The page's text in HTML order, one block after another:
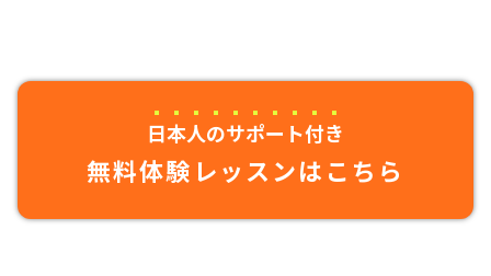
日本人のサポート付き
無料体験レッスンはこちら